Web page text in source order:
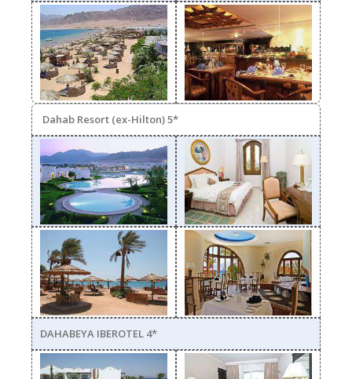
2.jpg 4.jpg
Dahab Resort (ex-Hilton) 5*
2.jpg 3.jpg
4.jpg 1.jpg
DAHABEYA IBEROTEL 4*